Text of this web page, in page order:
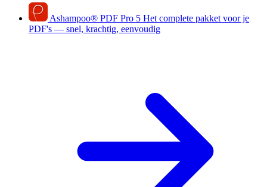
Ashampoo® PDF Pro 5 Het complete pakket voor je
PDF's — snel, krachtig, eenvoudig